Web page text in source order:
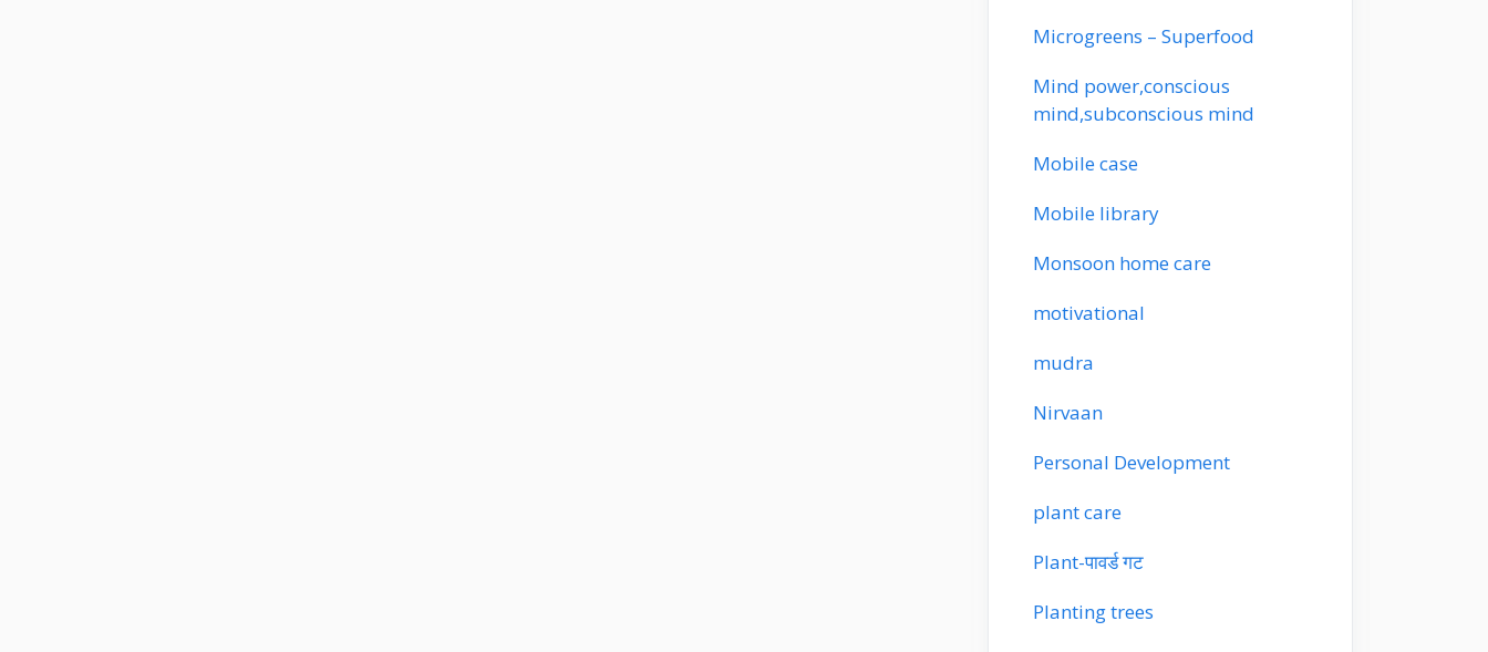
Microgreens – Superfood
Mind power,conscious
mind,subconscious mind
Mobile case
Mobile library
Monsoon home care
motivational
mudra
Nirvaan
Personal Development
plant care
Plant-पावर्ड गट
Planting trees